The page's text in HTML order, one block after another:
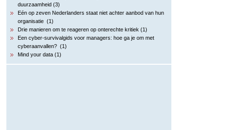
duurzaamheid (3)
Eén op zeven Nederlanders staat niet achter aanbod van hun
organisatie (1)
Drie manieren om te reageren op onterechte kritiek (1)
Een cyber-survivalgids voor managers: hoe ga je om met
cyberaanvallen? (1)
Mind your data (1)